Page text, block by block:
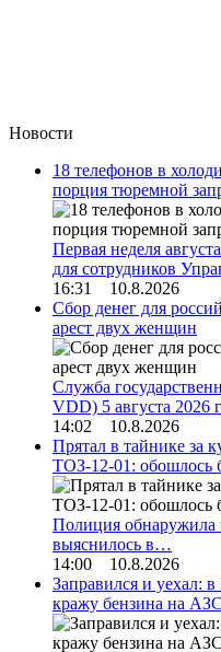
Новости
18 телефонов в
порция тюремной
Первая неделя
для сотрудников
16:31 10.8.2026
Сбор денег для
арест двух женщин
Служба
VDD) 5 августа 2026
14:02 10.8.2026
Прятал в тайнике за
ТОЗ-12-01: обошлось
Полиция обнаружила
выяснилось в…
14:00 10.8.2026
Заправился и уехал:
кражу бензина на АЗС